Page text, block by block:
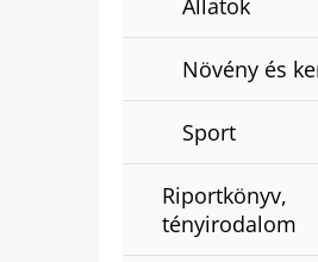
Növény és
Sport
Riportkönyv,
tényirodalom